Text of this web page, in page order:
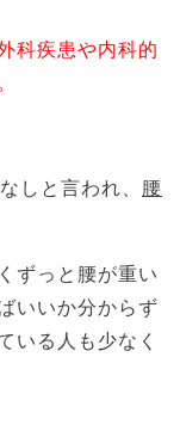
科疾患や内科的
しと言われ、 腰
ずっと腰が重い
いいか分からず
いる人も少なく